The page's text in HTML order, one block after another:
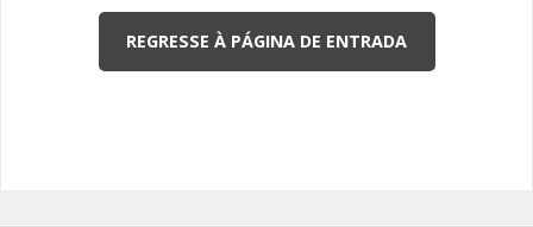
REGRESSE À PÁGINA DE ENTRADA